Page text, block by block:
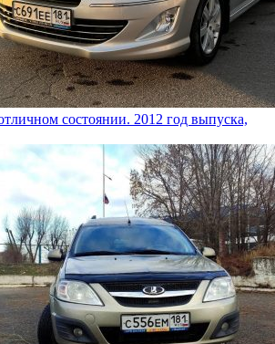
состоянии. 2012 год выпуска,